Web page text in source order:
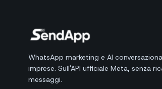
WhatsApp marketing e AI
imprese. Sull'API ufficiale Meta, senza
messaggi.